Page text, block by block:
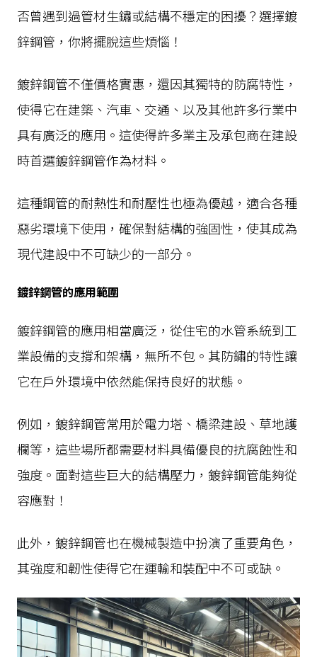
否曾遇到過管材生鏽或結構不穩定的困擾？選擇鍍
鋅鋼管，你將擺脫這些煩惱！
鍍鋅鋼管不僅價格實惠，還因其獨特的防腐特性，
使得它在建築、汽車、交通、以及其他許多行業中
具有廣泛的應用。這使得許多業主及承包商在建設
時首選鍍鋅鋼管作為材料。
這種鋼管的耐熱性和耐壓性也極為優越，適合各種
惡劣環境下使用，確保對結構的強固性，使其成為
現代建設中不可缺少的一部分。
鍍鋅鋼管的應用範圍
鍍鋅鋼管的應用相當廣泛，從住宅的水管系統到工
業設備的支撐和架構，無所不包。其防鏽的特性讓
它在戶外環境中依然能保持良好的狀態。
例如，鍍鋅鋼管常用於電力塔、橋梁建設、草地護
欄等，這些場所都需要材料具備優良的抗腐蝕性和
強度。面對這些巨大的結構壓力，鍍鋅鋼管能夠從
容應對！
此外，鍍鋅鋼管也在機械製造中扮演了重要角色，
其強度和韌性使得它在運輸和裝配中不可或缺。